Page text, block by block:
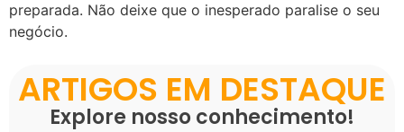
preparada. Não deixe que o inesperado paralise o seu
negócio.
ARTIGOS EM DESTAQUE
Explore nosso conhecimento!